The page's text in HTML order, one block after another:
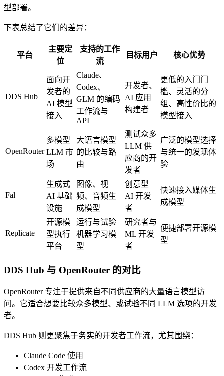
型部署。
下表总结了它们的差异：
平台
主要定
位
支持的工作
流
目标用户 核心优势
DDS Hub
面向开
发者的
AI 模型
接入
Claude、
Codex、
GLM 的编码
工作流与
API
开发者、
AI 应用
构建者
更低的入门门
槛、灵活的分
组、高性价比的
模型接入
OpenRouter
多模型
LLM 市
场
大语言模型
的比较与路
由
测试众多
LLM 供
应商的开
发者
广泛的模型选择
与统一的发现体
验
Fal
生成式
AI 基础
设施
图像、视
频、音频生
成模型
创意型
AI 开发
者
快速接入媒体生
成模型
Replicate
开源模
型执行
平台
运行与试验
机器学习模
型
研究者与
ML 开发
者
便捷部署开源模
型
DDS Hub 与 OpenRouter 的对比
OpenRouter 专注于提供来自不同供应商的大量语言模型访
问。它适合想要比较众多模型、或试验不同 LLM 选项的开发
者。
DDS Hub 则更聚焦于务实的开发者工作流，尤其围绕：
Claude Code 使用
Codex 开发工作流